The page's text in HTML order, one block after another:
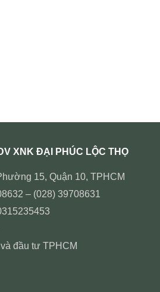
XNK ĐẠI PHÚC LỘC THỌ
15, Quận 10, TPHCM
– (028) 39708631
đầu tư TPHCM